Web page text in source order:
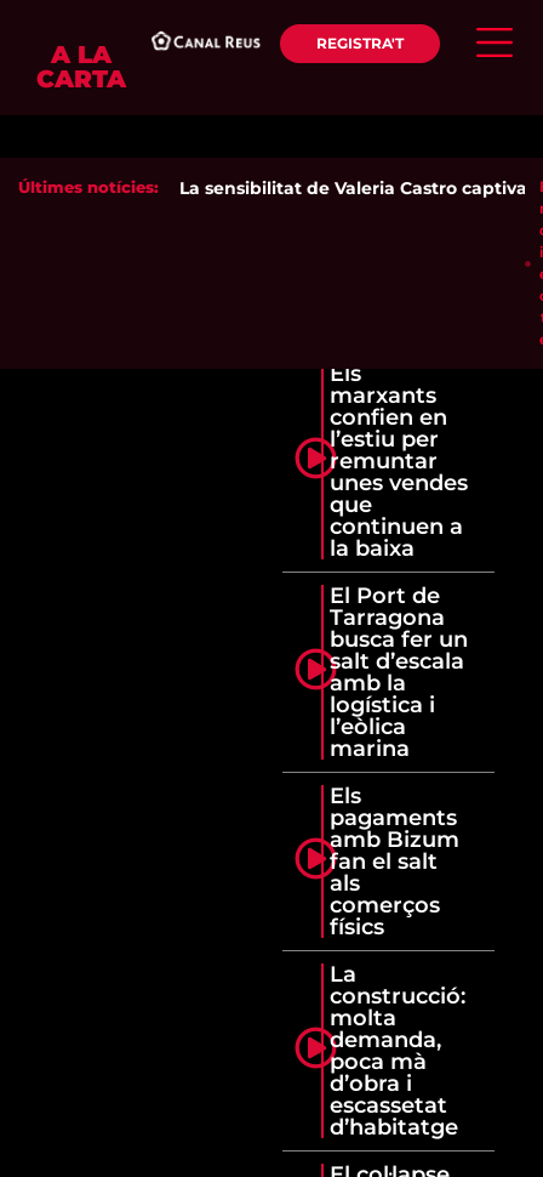
A LA
CARTA
REGISTRA'T
Últimes notícies: La sensibilitat de Valeria Castro captiva
Els
marxants
confien en
l’estiu per
remuntar
unes vendes
que
continuen a
la baixa
El Port de
Tarragona
busca fer un
salt d’escala
amb la
logística i
l’eòlica
marina
Els
pagaments
amb Bizum
fan el salt
als
comerços
físics
La
construcció:
molta
demanda,
poca mà
d’obra i
escassetat
d’habitatge